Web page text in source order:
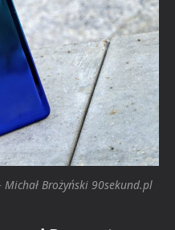
Brożyński 90sekund.pl